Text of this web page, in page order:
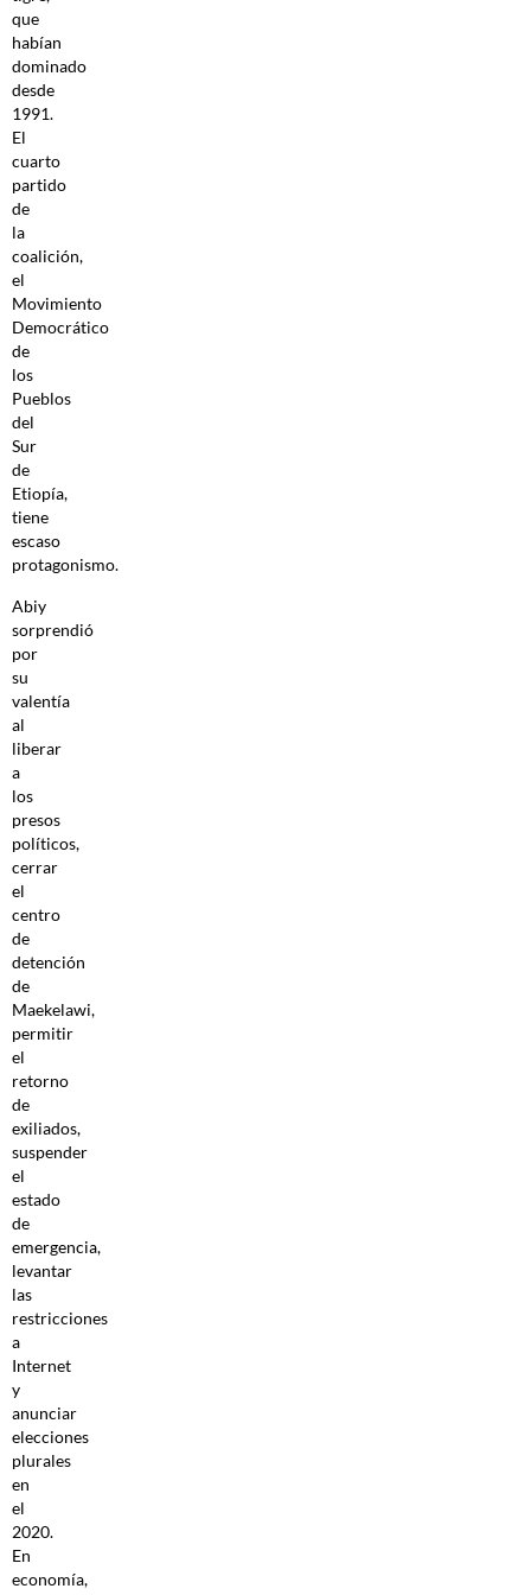
que
habían
dominado
desde
1991.
El
cuarto
partido
de
la
coalición,
el
Movimiento
Democrático
de
los
Pueblos
del
Sur
de
Etiopía,
tiene
escaso
protagonismo.
Abiy
sorprendió
por
su
valentía
al
liberar
a
los
presos
políticos,
cerrar
el
centro
de
detención
de
Maekelawi,
permitir
el
retorno
de
exiliados,
suspender
el
estado
de
emergencia,
levantar
las
restricciones
a
Internet
y
anunciar
elecciones
plurales
en
el
2020.
En
economía,